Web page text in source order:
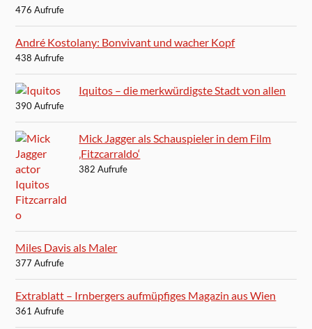
476 Aufrufe
André Kostolany: Bonvivant und wacher Kopf
438 Aufrufe
Iquitos – die merkwürdigste Stadt von allen
390 Aufrufe
Mick Jagger als Schauspieler in dem Film
‚Fitzcarraldo‘
382 Aufrufe
Miles Davis als Maler
377 Aufrufe
Extrablatt – Irnbergers aufmüpfiges Magazin aus Wien
361 Aufrufe